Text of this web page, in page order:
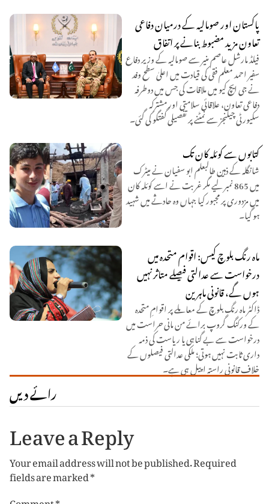
پاکستان اور صومالیہ کے درمیان دفاعی
تعاون مزید مضبوط بنانے پر اتفاق
فیلڈ مارشل عاصم منیر سے صومالیہ کے وزیر دفاع
سفیر احمد معلم فقی کی قیادت میں اعلیٰ سطح وفد
نے جی ایچ کیو میں ملاقات کی جس میں دوطرفہ
دفاعی تعاون، علاقائی سلامتی اور مشترکہ
سکیورٹی چیلنجز سے نمٹنے پر تفصیلی گفتگو کی گئی۔
کتابوں سے کوئلہ کان تک
شانگلہ کے ذہین طالبعلم ابو سفیان نے میٹرک
میں 865 نمبر لیے مگر غربت نے اسے کوئلہ کان
میں مزدوری پر مجبور کیا جہاں وہ حادثے میں شہید
ہو گیا۔
ماہ رنگ بلوچ کیس: اقوام متحدہ میں
درخواست سے عدالتی فیصلے متاثر نہیں
ہوں گے، قانونی ماہرین
ڈاکٹر ماہ رنگ بلوچ کے معاملے پر اقوامِ متحدہ
کے ورکنگ گروپ برائے من مانی حراست میں
درخواست سے بے گناہی یا ریاست کی ذمہ
داری ثابت نہیں ہوتی؛ ملکی عدالتی فیصلوں کے
خلاف قانونی راستہ اپیل ہی ہے۔
رائے دیں
Leave a Reply
Your email address will not be published.Required
fields are marked*